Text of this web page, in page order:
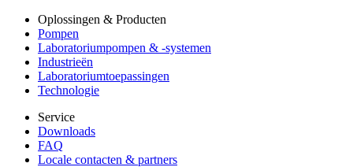
Oplossingen & Producten
Pompen
Laboratoriumpompen & -systemen
Industrieën
Laboratoriumtoepassingen
Technologie
Service
Downloads
FAQ
Locale contacten & partners